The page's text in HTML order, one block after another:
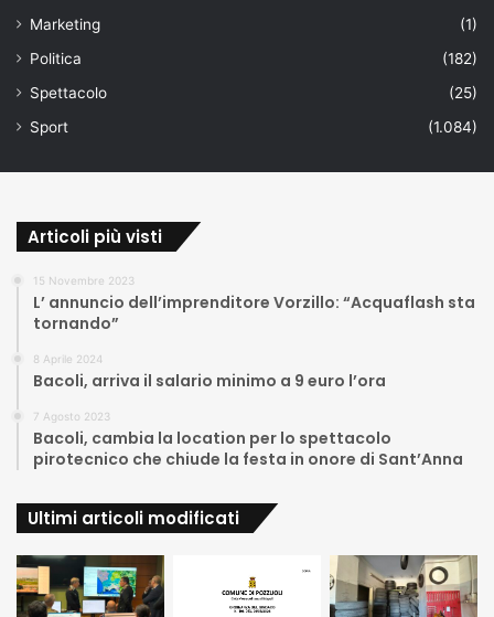
Marketing
(1)
Politica
(182)
Spettacolo
(25)
Sport
(1.084)
Articoli più visti
15 Novembre 2023
L’ annuncio dell’imprenditore Vorzillo: “Acquaflash sta
tornando”
8 Aprile 2024
Bacoli, arriva il salario minimo a 9 euro l’ora
7 Agosto 2023
Bacoli, cambia la location per lo spettacolo
pirotecnico che chiude la festa in onore di Sant’Anna
Ultimi articoli modificati